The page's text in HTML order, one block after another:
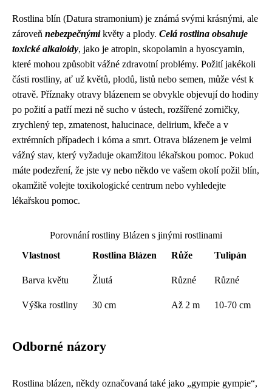
Rostlina blín (Datura stramonium) je známá svými krásnými, ale
zároveň nebezpečnýmikvěty a plody. Celá rostlina obsahuje
toxické alkaloidy, jako je atropin, skopolamin a hyoscyamin,
které mohou způsobit vážné zdravotní problémy. Požití jakékoli
části rostliny, ať už květů, plodů, listů nebo semen, může vést k
otravě. Příznaky otravy blázenem se obvykle objevují do hodiny
po požití a patří mezi ně sucho v ústech, rozšířené zorničky,
zrychlený tep, zmatenost, halucinace, delirium, křeče a v
extrémních případech i kóma a smrt. Otrava blázenem je velmi
vážný stav, který vyžaduje okamžitou lékařskou pomoc. Pokud
máte podezření, že jste vy nebo někdo ve vašem okolí požil blín,
okamžitě volejte toxikologické centrum nebo vyhledejte
lékařskou pomoc.
Porovnání rostliny Blázen s jinými rostlinami
Vlastnost
Rostlina Blázen Růže Tulipán
Barva květu Žlutá Různé Různé
Výška rostliny 30 cm Až 2 m 10-70 cm
Odborné názory
Rostlina blázen, někdy označovaná také jako „gympie gympie“,